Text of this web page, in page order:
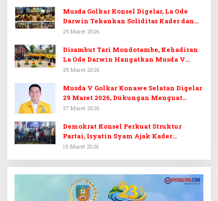
Musda Golkar Konsel Digelar, La Ode
Darwin Tekankan Soliditas Kader dan
Target 14 Kursi DPRD Konawe Selatan
29 Maret 2026
Disambut Tari Mondotambe, Kehadiran
La Ode Darwin Hangatkan Musda V
Golkar Konsel
29 Maret 2026
Musda V Golkar Konawe Selatan Digelar
29 Maret 2026, Dukungan Menguat
untuk Irham Kalenggo
27 Maret 2026
Demokrat Konsel Perkuat Struktur
Partai, Isyatin Syam Ajak Kader
Kembalikan Kejayaan
15 Maret 2026